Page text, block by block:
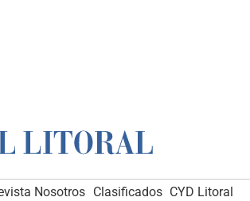
Nosotros Clasificados CYD Litoral